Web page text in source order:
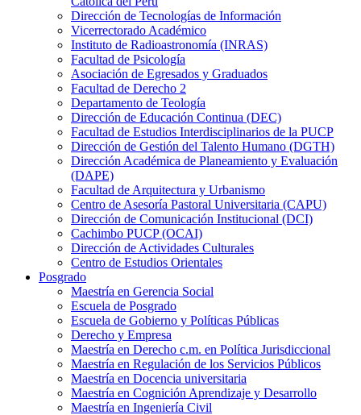
Dirección de Tecnologías de Información
Vicerrectorado Académico
Instituto de Radioastronomía (INRAS)
Facultad de Psicología
Asociación de Egresados y Graduados
Facultad de Derecho 2
Departamento de Teología
Dirección de Educación Continua (DEC)
Facultad de Estudios Interdisciplinarios de la PUCP
Dirección de Gestión del Talento Humano (DGTH)
Dirección Académica de Planeamiento y Evaluación
(DAPE)
Facultad de Arquitectura y Urbanismo
Centro de Asesoría Pastoral Universitaria (CAPU)
Dirección de Comunicación Institucional (DCI)
Cachimbo PUCP (OCAI)
Dirección de Actividades Culturales
Centro de Estudios Orientales
Posgrado
Maestría en Gerencia Social
Escuela de Posgrado
Escuela de Gobierno y Políticas Públicas
Derecho y Empresa
Maestría en Derecho c.m. en Política Jurisdiccional
Maestría en Regulación de los Servicios Públicos
Maestría en Docencia universitaria
Maestría en Cognición Aprendizaje y Desarrollo
Maestría en Ingeniería Civil